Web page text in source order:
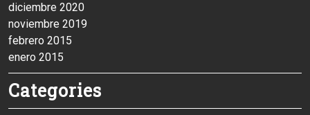
diciembre 2020
noviembre 2019
febrero 2015
enero 2015
Categories